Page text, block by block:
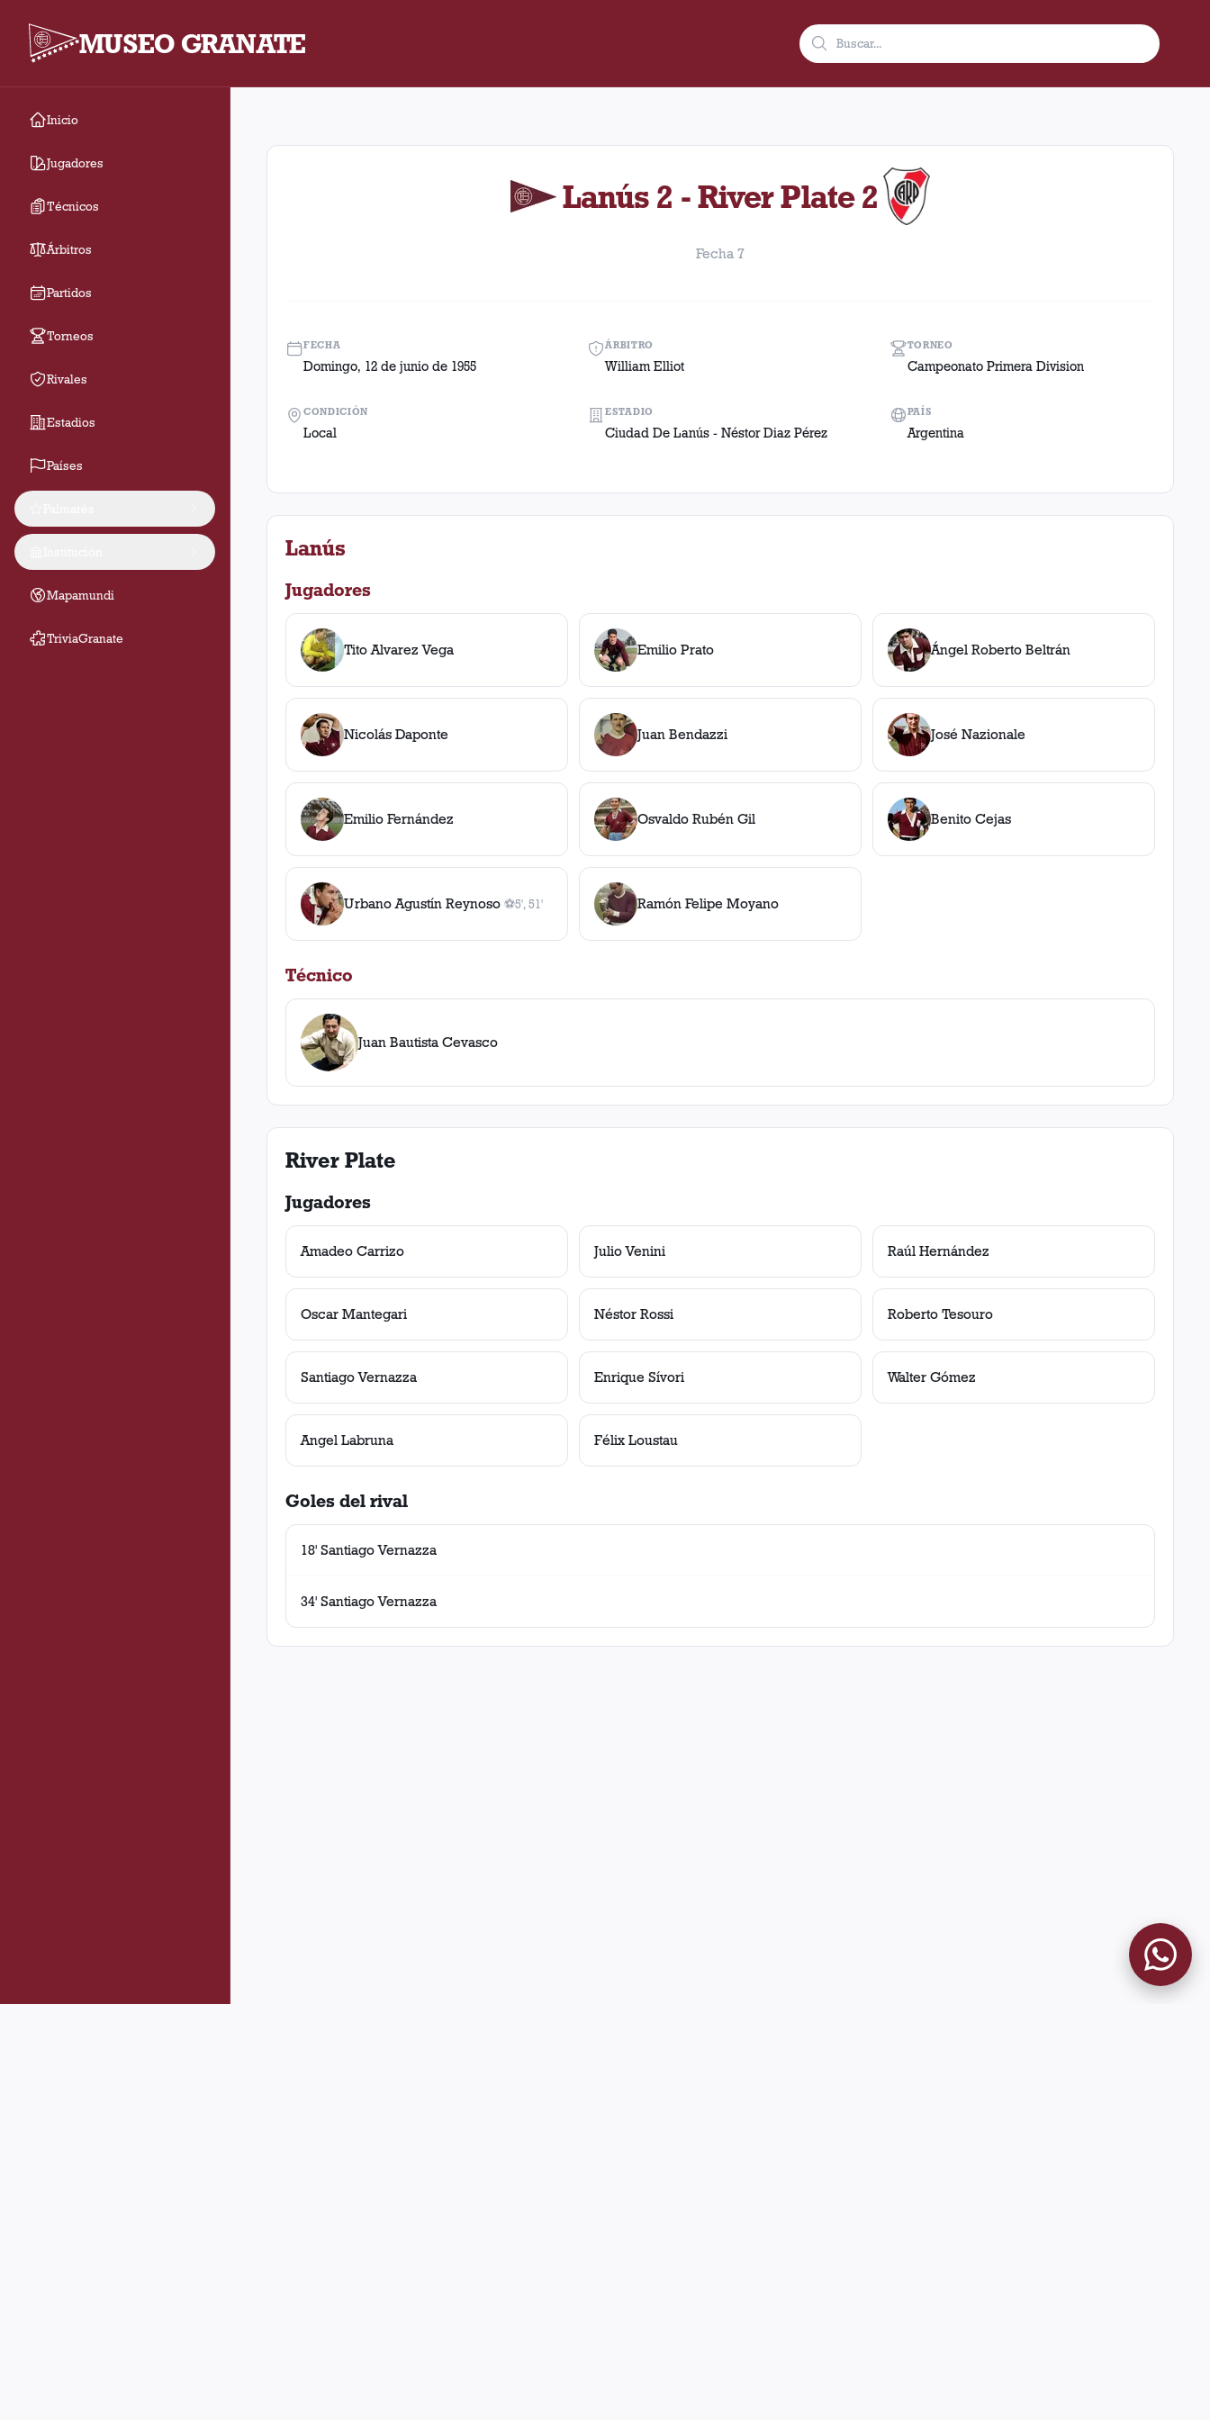
MUSEO GRANATE
Inicio
Jugadores
Técnicos
Árbitros
Partidos
Torneos
Rivales
Estadios
Países
Mapamundi
TriviaGranate
Fecha 7. Partido entre Lanús y River Plate disputado el Domingo, 12 de junio de 1955 en condición de local en el estadio Ciudad De Lanús - Néstor
Lanús 2 - River Plate 2
Fecha 7
FECHA
Domingo, 12 de junio de 1955
ÁRBITRO
William Elliot
TORNEO
Campeonato Primera Division
CONDICIÓN
Local
ESTADIO
Ciudad De Lanús - Néstor Diaz Pérez
PAÍS
Argentina
Lanús
Jugadores
Tito Alvarez Vega Emilio Prato Ángel Roberto Beltrán
Nicolás Daponte Juan Bendazzi José Nazionale
Emilio Fernández Osvaldo Rubén Gil Benito Cejas
Urbano Agustín Reynoso ⚽
2goles
5', 51' Ramón Felipe Moyano
Técnico
Juan Bautista Cevasco
River Plate
Jugadores
Amadeo Carrizo Julio Venini Raúl Hernández
Oscar Mantegari Néstor Rossi Roberto Tesouro
Santiago Vernazza Enrique Sívori Walter Gómez
Angel Labruna Félix Loustau
Goles del rival
18' Santiago Vernazza
34' Santiago Vernazza